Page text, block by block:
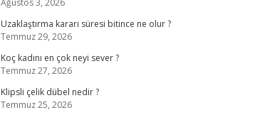
Ağustos 3, 2026
Uzaklaştırma kararı süresi bitince ne olur ?
Temmuz 29, 2026
Koç kadını en çok neyi sever ?
Temmuz 27, 2026
Klipsli çelik dübel nedir ?
Temmuz 25, 2026